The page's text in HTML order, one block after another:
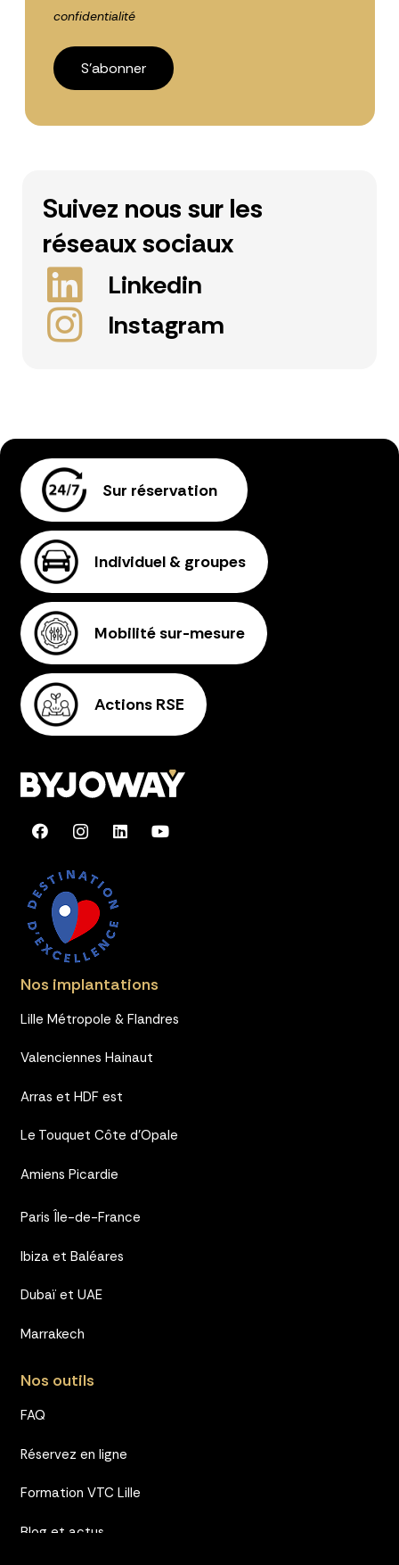
confidentialité
Suivez nous sur les
réseaux sociaux
Linkedin
Instagram
Sur réservation
Individuel & groupes
Mobilité sur-mesure
Actions RSE
Nos implantations
Lille Métropole & Flandres
Valenciennes Hainaut
Arras et HDF est
Le Touquet Côte d’Opale
Amiens Picardie
Paris Île-de-France
Ibiza et Baléares
Dubaï et UAE
Marrakech
Nos outils
FAQ
Réservez en ligne
Formation VTC Lille
Blog et actus